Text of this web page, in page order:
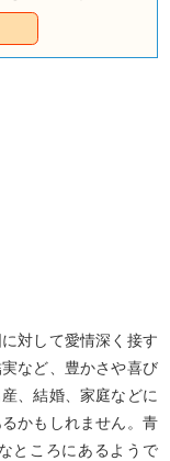
、カードの力で呼
対して愛情深く接す
など、豊かさや喜び
、結婚、家庭などに
かもしれません。青
ところにあるようで